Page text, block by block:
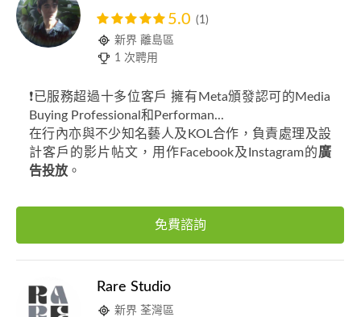
5.0 (1)
新界 離島區
1 次聘用
❗️已服務超過十多位客戶 擁有Meta頒發認可的Media
Buying Professional和Performan...
在行內亦與不少知名藝人及KOL合作，負責處理及設
計客戶的影片帖文，用作Facebook及Instagram的廣
告投放 。
免費諮詢
Rare Studio
新界 荃灣區